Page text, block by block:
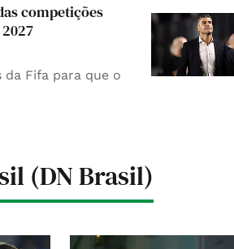
competições
da Fifa para que o
(DN Brasil)